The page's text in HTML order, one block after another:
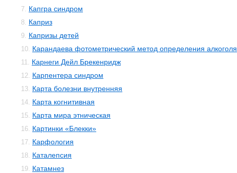
7. Капгра синдром
8. Каприз
9. Капризы детей
10. Карандаева фотометрический метод определения алкоголя
11. Карнеги Дейл Брекенридж
12. Карпентера синдром
13. Карта болезни внутренняя
14. Карта когнитивная
15. Карта мира этническая
16. Картинки «Блекки»
17. Карфология
18. Каталепсия
19. Катамнез